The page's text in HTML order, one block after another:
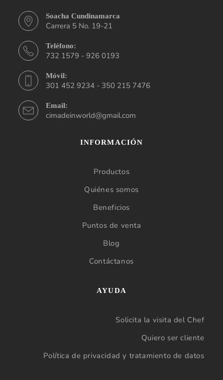
Soacha Cundinamarca
Carrera 5 No. 19-21
Teléfono:
732 1579 - 926 0193
Móvil:
301 452 9234 - 350 215 7476
Email:
cimadeinworld@gmail.com
INFORMACIÓN
Productos
Quiénes somos
Beneficios
Puntos de venta
Blog
Contáctanos
AYUDA
Solicita la visita del Chef
Quiero ser cliente
Política de privacidad y tratamiento de datos